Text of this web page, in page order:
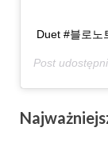
Duet #블로노
Post